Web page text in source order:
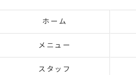
ホーム
メニュー
スタッフ